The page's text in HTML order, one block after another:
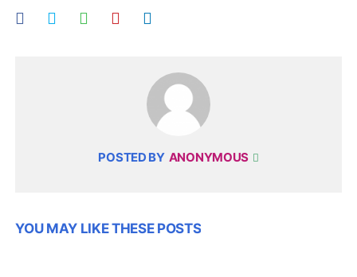
POSTED BY ANONYMOUS
YOU MAY LIKE THESE POSTS